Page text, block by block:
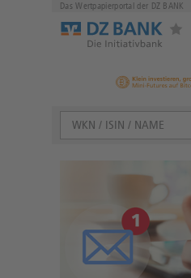
Das Wertpapierportal der DZ BANK